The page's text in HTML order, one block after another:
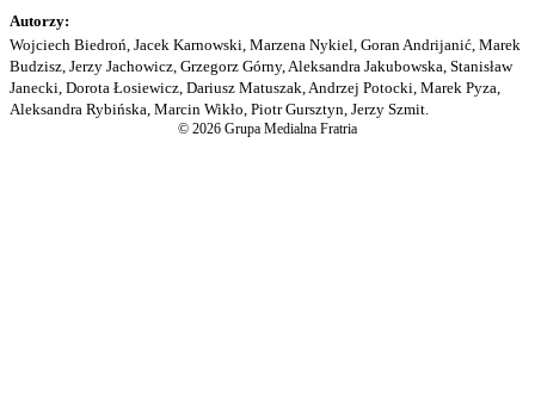
Autorzy:
Wojciech Biedroń, Jacek Karnowski, Marzena Nykiel, Goran Andrijanić, Marek
Budzisz, Jerzy Jachowicz, Grzegorz Górny, Aleksandra Jakubowska, Stanisław
Janecki, Dorota Łosiewicz, Dariusz Matuszak, Andrzej Potocki, Marek Pyza,
Aleksandra Rybińska, Marcin Wikło, Piotr Gursztyn, Jerzy Szmit.
© 2026 Grupa Medialna Fratria